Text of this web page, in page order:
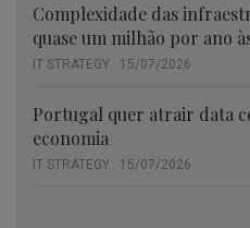
Complexidade das
quase um milhão por ano
IT STRATEGY . 15/07/2026
Portugal quer atrair data
economia
IT STRATEGY . 15/07/2026